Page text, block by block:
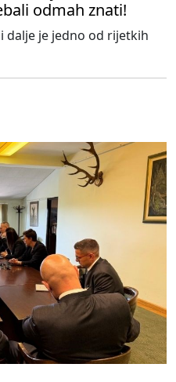
odmah znati!
dalje je jedno od rijetkih